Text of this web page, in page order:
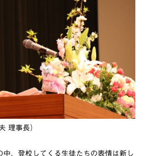
理事長）
中、登校してくる生徒たちの表情は新し